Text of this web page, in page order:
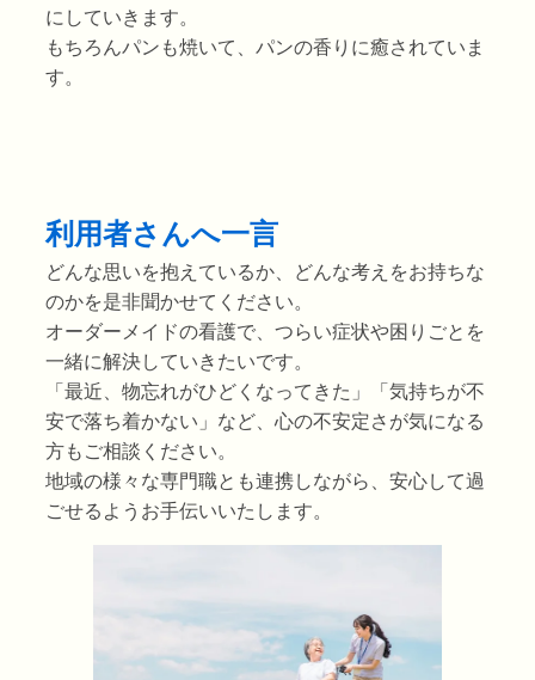
にしていきます。
もちろんパンも焼いて、パンの香りに癒されていま
す。
利用者さんへ一言
どんな思いを抱えているか、どんな考えをお持ちな
のかを是非聞かせてください。
オーダーメイドの看護で、つらい症状や困りごとを
一緒に解決していきたいです。
「最近、物忘れがひどくなってきた」「気持ちが不
安で落ち着かない」など、心の不安定さが気になる
方もご相談ください。
地域の様々な専門職とも連携しながら、安心して過
ごせるようお手伝いいたします。